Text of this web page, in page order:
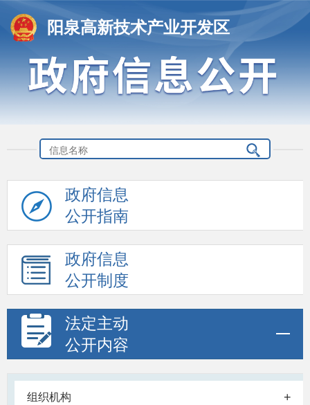
阳泉高新技术产业开发区
政府信息
公开指南
政府信息
公开制度
法定主动
公开内容
组织机构 +